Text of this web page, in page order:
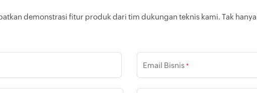
demonstrasi fitur produk dari tim dukungan teknis kami. Tak
Email Bisnis *